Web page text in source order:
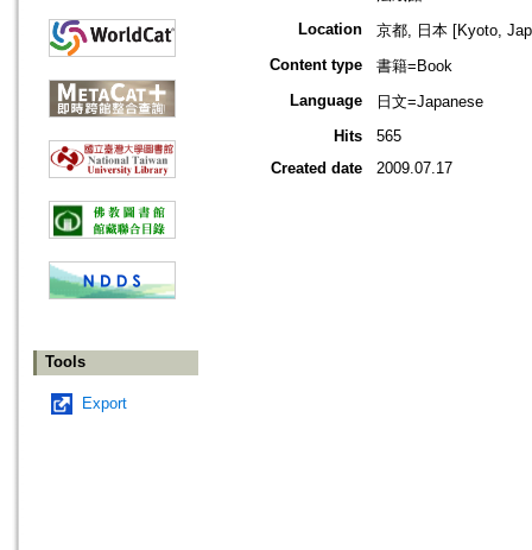
Tools
Export
Location
京都, 日本 [Kyoto,
Content type
書籍=Book
Language
日文=Japanese
Hits
565
Created date
2009.07.17